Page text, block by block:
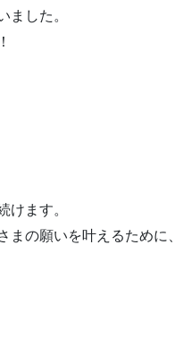
ました。
けます。
まの願いを叶えるために、